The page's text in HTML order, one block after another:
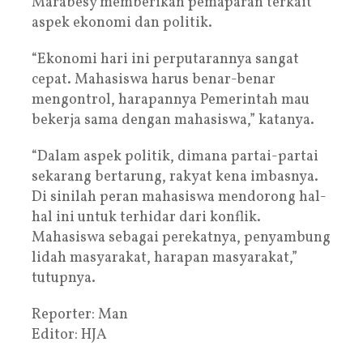
aspek ekonomi dan politik.
“Ekonomi hari ini perputarannya sangat
cepat. Mahasiswa harus benar-benar
mengontrol, harapannya Pemerintah mau
bekerja sama dengan mahasiswa,” katanya.
“Dalam aspek politik, dimana partai-partai
sekarang bertarung, rakyat kena imbasnya.
Di sinilah peran mahasiswa mendorong hal-
hal ini untuk terhidar dari konflik.
Mahasiswa sebagai perekatnya, penyambung
lidah masyarakat, harapan masyarakat,”
tutupnya.
Reporter: Man
Editor: HJA